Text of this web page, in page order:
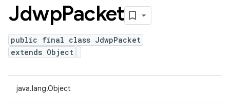
JdwpPacket
public final class JdwpPacket
extends Object
java.lang.Object